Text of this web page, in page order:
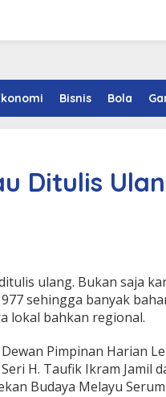
Bisnis Bola
Ditulis
ulang. Bukan saja
sehingga banyak
lokal bahkan regional.
Pimpinan Harian
H. Taufik Ikram Jamil
Budaya Melayu